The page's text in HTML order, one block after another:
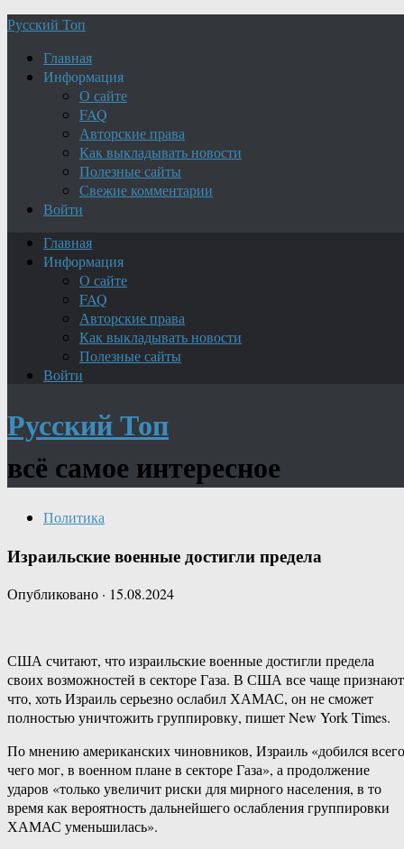
Русский Топ
Главная
Информация
О сайте
FAQ
Авторские права
Как выкладывать новости
Полезные сайты
Свежие комментарии
Войти
Главная
Информация
О сайте
FAQ
Авторские права
Как выкладывать новости
Полезные сайты
Войти
Русский Топ
всё самое интересное
Политика
Израильские военные достигли предела
Опубликовано · 15.08.2024
США считают, что израильские военные достигли предела
своих возможностей в секторе Газа. В США все чаще
что, хоть Израиль серьезно ослабил ХАМАС, он не сможет
полностью уничтожить группировку, пишет New York Times.
По мнению американских чиновников, Израиль «добился
чего мог, в военном плане в секторе Газа», а продолжение
ударов «только увеличит риски для мирного населения, в то
время как вероятность дальнейшего ослабления группировки
ХАМАС уменьшилась».